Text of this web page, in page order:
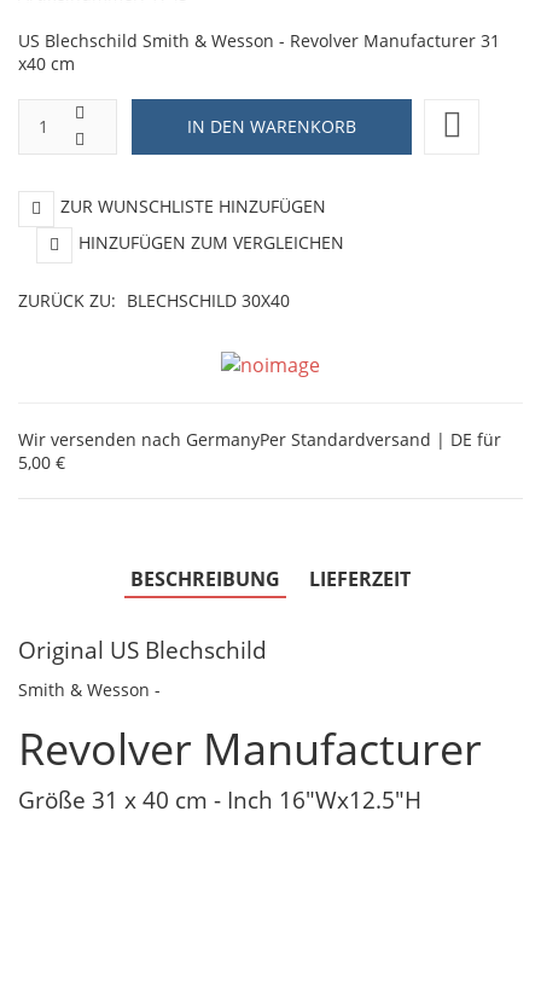
US Blechschild Smith & Wesson - Revolver Manufacturer 31
x40 cm
ZUR WUNSCHLISTE HINZUFÜGEN
HINZUFÜGEN ZUM VERGLEICHEN
ZURÜCK ZU: BLECHSCHILD 30X40
Wir versenden nach GermanyPer Standardversand | DE für
5,00 €
BESCHREIBUNG LIEFERZEIT
Original US Blechschild
Smith & Wesson -
Revolver Manufacturer
Größe 31 x 40 cm - Inch 16"Wx12.5"H